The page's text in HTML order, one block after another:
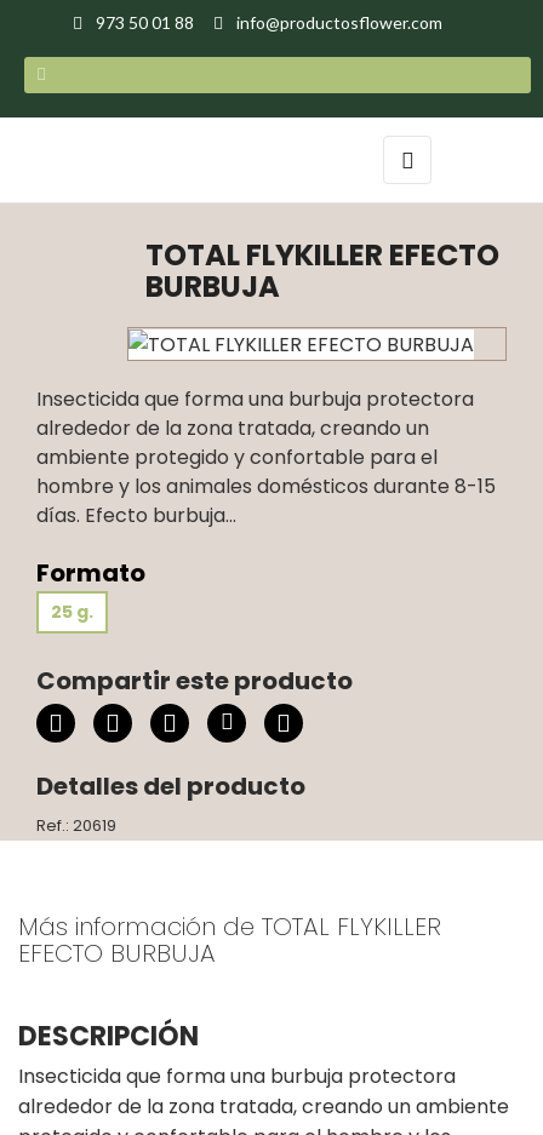
973 50 01 88 info@productosflower.com
Navegación
de
palanca
☰
TOTAL FLYKILLER EFECTO
BURBUJA
Insecticida que forma una burbuja protectora
alrededor de la zona tratada, creando un
ambiente protegido y confortable para el
hombre y los animales domésticos durante 8-15
días. Efecto burbuja...
Formato
25 g.
Compartir este producto
Detalles del producto
Ref.: 20619
Más información de TOTAL FLYKILLER
EFECTO BURBUJA
DESCRIPCIÓN
Insecticida que forma una burbuja protectora
alrededor de la zona tratada, creando un ambiente